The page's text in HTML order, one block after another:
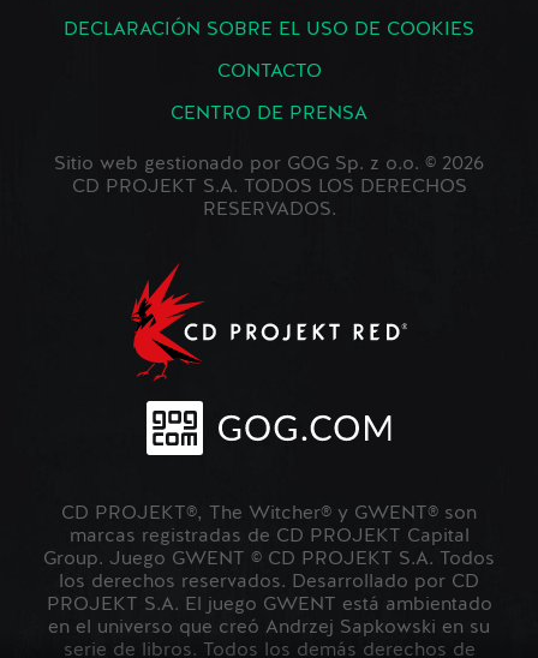
DECLARACIÓN SOBRE EL USO DE COOKIES
CONTACTO
CENTRO DE PRENSA
Sitio web gestionado por GOG Sp. z o.o. © 2026
CD PROJEKT S.A. TODOS LOS DERECHOS
RESERVADOS.
CD PROJEKT®, The Witcher® y GWENT® son
marcas registradas de CD PROJEKT Capital
Group. Juego GWENT © CD PROJEKT S.A. Todos
los derechos reservados. Desarrollado por CD
PROJEKT S.A. El juego GWENT está ambientado
en el universo que creó Andrzej Sapkowski en su
serie de libros. Todos los demás derechos de